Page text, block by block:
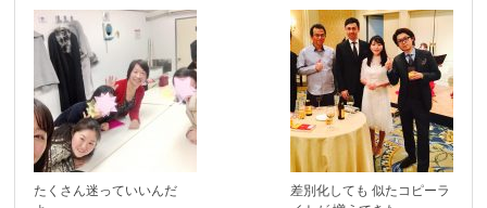
たくさん迷っていいんだ
差別化しても 似たコピーラ